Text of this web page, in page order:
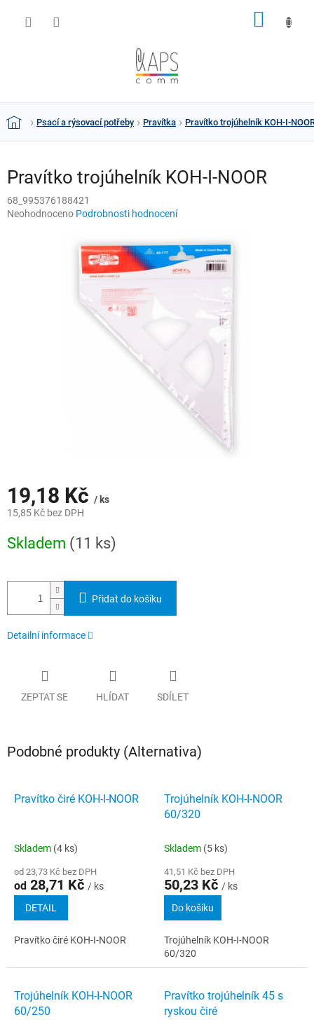
DomůPsací a rýsovací potřeby Pravítka Pravítko trojúhelník KOH-I-
Pravítko trojúhelník KOH-I-NOOR
68_995376188421
Průměrné
Neohodnoceno Podrobnosti hodnocení
19,18 Kč / ks
15,85 Kč bez DPH
cena:
Skladem (11 ks)
Přidat do košíku
Detailní informace
ZEPTAT SE HLÍDAT SDÍLET
Podobné produkty (Alternativa)
Pravítko čiré KOH-I-NOOR
Skladem (4 ks)
od 23,73 Kč bez DPH
od 28,71 Kč / ks
DETAIL
Pravítko čiré KOH-I-NOOR
Trojúhelník KOH-I-NOOR
60/320
Skladem (5 ks)
41,51 Kč bez DPH
50,23 Kč / ks
Do košíku
Trojúhelník KOH-I-NOOR
60/320
Trojúhelník KOH-I-NOOR
60/250
Pravítko trojúhelník 45 s
ryskou čiré